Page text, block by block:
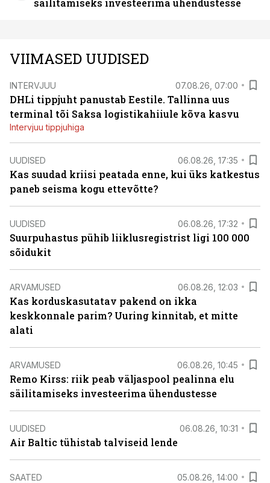
säilitamiseks investeerima ühendustesse
VIIMASED UUDISED
INTERVJUU 07.08.26, 07:00
DHLi tippjuht panustab Eestile. Tallinna uus
terminal tõi Saksa logistikahiiule kõva kasvu
Intervjuu tippjuhiga
UUDISED 06.08.26, 17:35
Kas suudad kriisi peatada enne, kui üks katkestus
paneb seisma kogu ettevõtte?
UUDISED 06.08.26, 17:32
Suurpuhastus pühib liiklusregistrist ligi 100 000
sõidukit
ARVAMUSED 06.08.26, 12:03
Kas korduskasutatav pakend on ikka
keskkonnale parim? Uuring kinnitab, et mitte
alati
ARVAMUSED 06.08.26, 10:45
Remo Kirss: riik peab väljaspool pealinna elu
säilitamiseks investeerima ühendustesse
UUDISED 06.08.26, 10:31
Air Baltic tühistab talviseid lende
SAATED 05.08.26, 14:00